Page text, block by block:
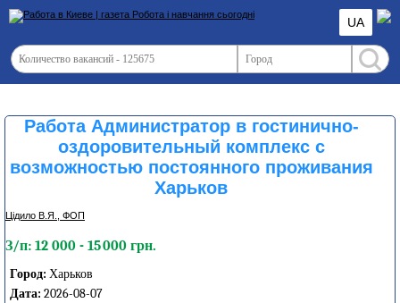
UA
Работа Администратор в гостинично-
оздоровительный комплекс с
возможностью постоянного проживания
Харьков
Цідило В.Я., ФОП
З/п: 12 000 - 15 000 грн.
Город: Харьков
Дата: 2026-08-07